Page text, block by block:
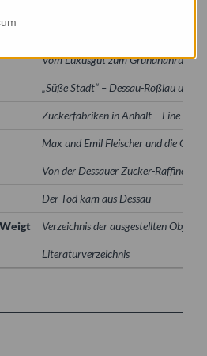
Vom Luxusgut zum
„Süße Stadt“ – Dessau-Roßlau und
Zuckerfabriken in Anhalt – Eine
Max und Emil Fleischer und die
Von der Dessauer Zucker-Raffinerie
Der Tod kam aus Dessau
Verzeichnis der ausgestellten Objekte
Literaturverzeichnis